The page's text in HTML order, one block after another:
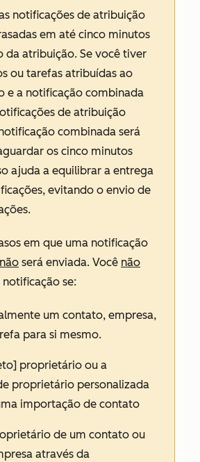
notificações de atribuição
em até cinco minutos
da atribuição. Se você tiver
ou tarefas atribuídas ao
e a notificação combinada
de atribuição
combinada será
os cinco minutos
ajuda a equilibrar a entrega
evitando o envio de
em que uma notificação
não será enviada. Você não
se:
um contato, empresa,
para si mesmo.
proprietário ou a
proprietário personalizada
importação de contato
de um contato ou
através da